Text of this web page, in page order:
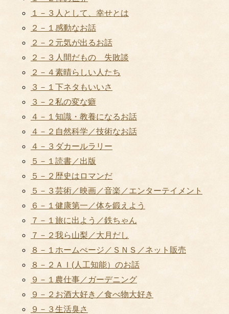
１－３人として、幸せとは
２－１感動なお話
２－２元気が出るお話
２－３人間だもの 失敗談
２－４素晴らしい人たち
３－１下ネタもいいさ
３－２私の変な癖
４－１知識・教養になるお話
４－２自然科学／技術なお話
４－３ダカールラリー
５－１読書／出版
５－２歴史はロマンだ
５－３芸術／映画／音楽／エンターテイメント
６－１健康第一／体を鍛えよう
７－１旅に出よう／鉄ちゃん
７－２我ら山梨／大月だし
８－１ホームぺージ／ＳＮＳ／ネット販売
８－２ＡＩ(人工知能）のお話
９－１農仕事／ガーデニング
９－２お酒大好き／食べ物大好き
９－３生活臭さ